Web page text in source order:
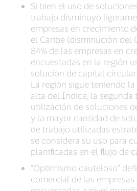
Si bien el uso de
trabajo disminuyó
empresas en crecimiento
el Caribe (disminución del
84% de las empresas en
encuestadas en la región
solución de capital
La región sigue teniendo
alta del Índice, la segunda
utilización de soluciones
y la mayor cantidad de
de trabajo utilizadas
se considera su uso para
planificadas en el flujo de
“Optimismo cauteloso”
comercial de las